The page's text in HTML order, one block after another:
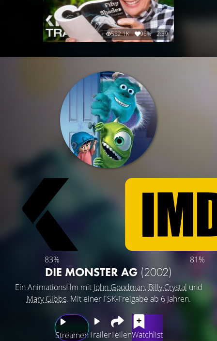
552.1K 96% 2:39
83% 81%
DIE MONSTER AG (2002)
Ein Animationsfilm mit John Goodman, Billy Crystalund
Mary Gibbs. Mit einer FSK-Freigabe ab 6 Jahren.
StreamenTrailerTeilenWatchlist